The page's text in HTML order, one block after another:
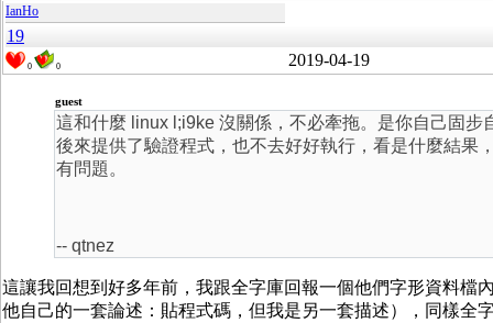
IanHo
19
0 0 2019-04-19
guest
這和什麼 linux l;i9ke 沒關係，不必牽拖。是你自己固
後來提供了驗證程式，也不去好好執行，看是什麼結果
有問題。
-- qtnez
這讓我回想到好多年前，我跟全字庫回報一個他們字形資料檔
他自己的一套論述：貼程式碼，但我是另一套描述），同樣全